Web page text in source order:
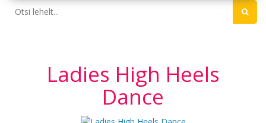
Ladies High Heels
Dance